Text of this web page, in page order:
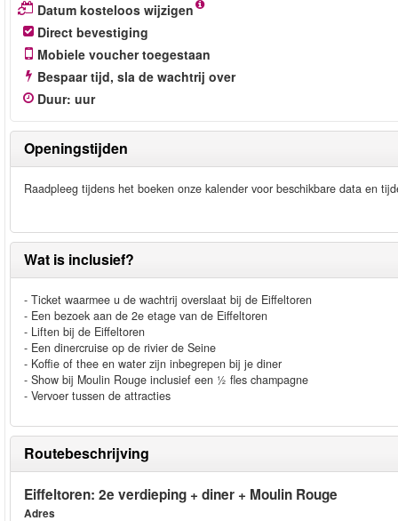
Datum kosteloos wijzigen
Direct bevestiging
Mobiele voucher toegestaan
Bespaar tijd, sla de wachtrij over
Duur: uur
Openingstijden
Raadpleeg tijdens het boeken onze kalender voor beschikbare data en
Wat is inclusief?
- Ticket waarmee u de wachtrij overslaat bij de Eiffeltoren
- Een bezoek aan de 2e etage van de Eiffeltoren
- Liften bij de Eiffeltoren
- Een dinercruise op de rivier de Seine
- Koffie of thee en water zijn inbegrepen bij je diner
- Show bij Moulin Rouge inclusief een ½ fles champagne
- Vervoer tussen de attracties
Routebeschrijving
Eiffeltoren: 2e verdieping + diner + Moulin Rouge
Adres